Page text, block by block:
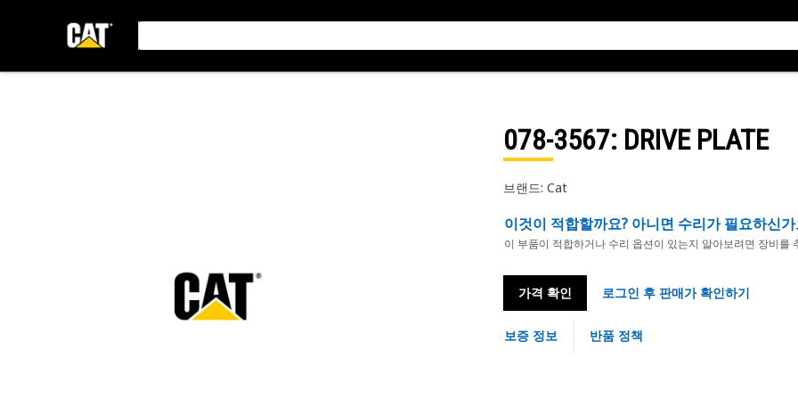
078-3567: DRIVE PLATE
브랜드: Cat
이것이 적합할까요? 아니면 수리가 필요하신가
이 부품이 적합하거나 수리 옵션이 있는지 알아보려면 장비를
가격 확인 로그인 후 판매가 확인하기
보증 정보 반품 정책